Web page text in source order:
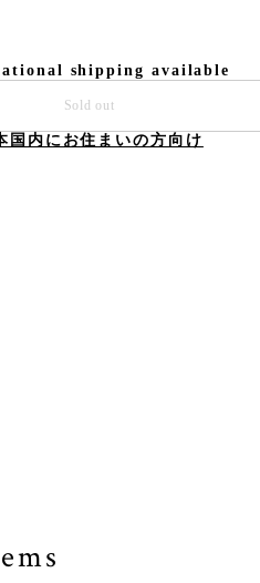
shipping available
Sold out
国内にお住まいの方向け